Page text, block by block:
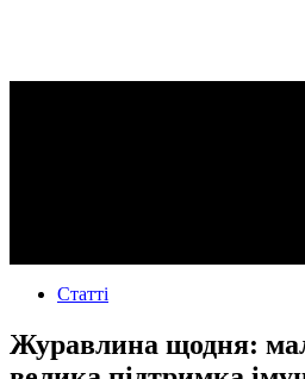
Статті
Журавлина щодня: